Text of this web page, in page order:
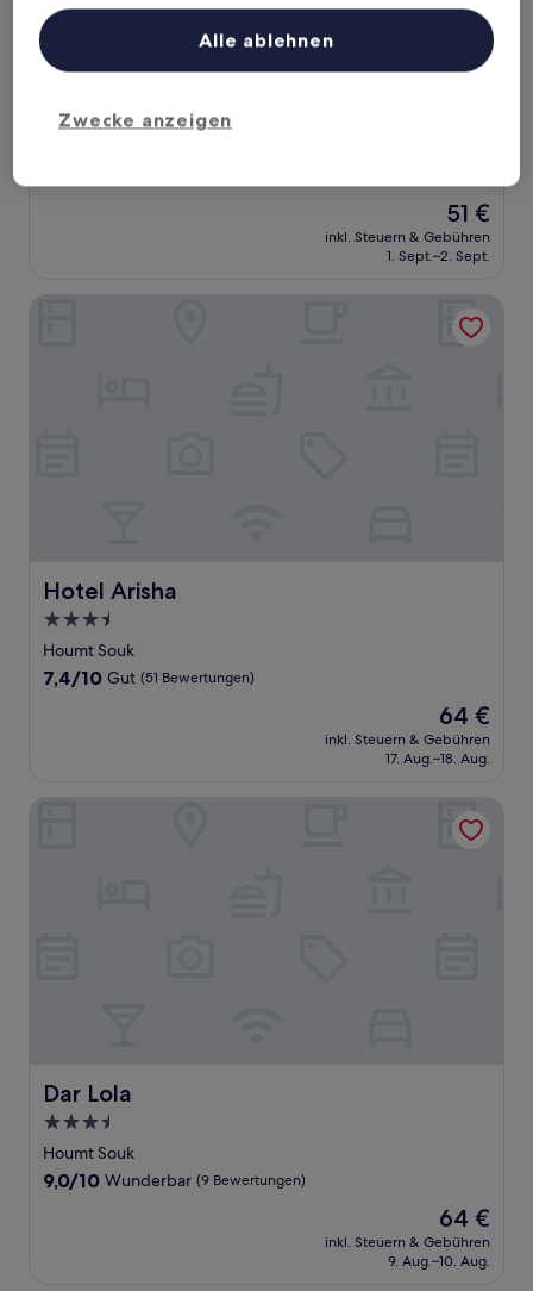
3.0-
von
Bewertungen)
Der
Preis
beträgt
51 €
inkl. Steuern & Gebühren
1. Sept.–2. Sept.
Hotel Arisha
Hotel Arisha
3.5-
Sterne-
Unterkunft
Houmt Souk
7.4
7,4/10 Gut (51 Bewertungen)
Der
Preis
beträgt
64 €
inkl. Steuern & Gebühren
17. Aug.–18. Aug.
Dar Lola
Dar Lola
3.5-
Sterne-
Unterkunft
Houmt Souk
9.0
9,0/10 Wunderbar (9 Bewertungen)
Der
Preis
beträgt
64 €
inkl. Steuern & Gebühren
9. Aug.–10. Aug.
Zwecke anzeigen
Alle ablehnen